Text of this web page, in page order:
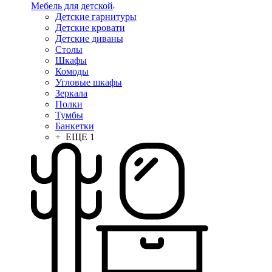
Мебель для детской
Детские гарнитуры
Детские кровати
Детские диваны
Столы
Шкафы
Комоды
Угловые шкафы
Зеркала
Полки
Тумбы
Банкетки
+ ЕЩЕ 1